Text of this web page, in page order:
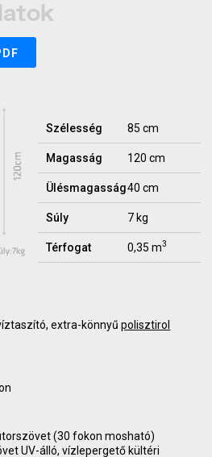
Szélesség 85 cm
Magasság 120 cm
Ülésmagasság40 cm
Súly 7 kg
Térfogat 0,35 m3
extra-könnyűpolisztirol
(30 fokon mosható)
UV-álló, vízlepergető kültéri